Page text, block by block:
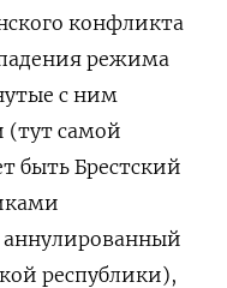
конфликта
режима
с ним
самой
быть Брестский
аннулированный
республики),